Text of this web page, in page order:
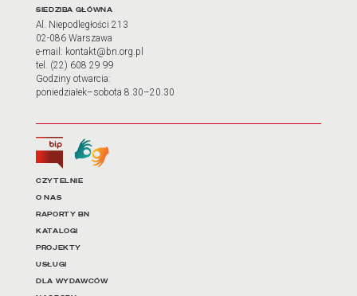
Adres oraz godziny
SIEDZIBA GŁÓWNA
Al. Niepodległości 213
02-086 Warszawa
e-mail: kontakt@bn.org.pl
tel. (22) 608 29 99
Godziny otwarcia:
poniedziałek–sobota 8.30–20.30
Biuletyn Informacji Publicznej
Tłumacz języka migowego
Linki do najważniejszych
CZYTELNIE
O NAS
RAPORTY BN
KATALOGI
PROJEKTY
USŁUGI
DLA WYDAWCÓW